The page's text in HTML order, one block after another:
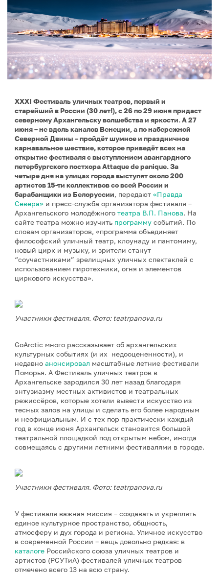
XXXI Фестиваль уличных театров, первый и
старейший в России (30 лет!), с 26 по 29 июня придаст
северному Архангельску волшебства и яркости. А 27
июня – не вдоль каналов Венеции, а по набережной
Северной Двины – пройдёт шумное и праздничное
карнавальное шествие, которое приведёт всех на
открытие фестиваля с выступлением авангардного
петербургского постхора Attaque de panique. За
четыре дня на улицах города выступят около 200
артистов 15-ти коллективов со всей России и
барабанщики из Белоруссии, передают «Правда
Севера» и пресс-служба организатора фестиваля –
Архангельского молодёжного театра В.П. Панова. На
сайте театра можно изучить программу событий. По
словам организаторов, «программа объединяет
философский уличный театр, клоунаду и пантомиму,
новый цирк и музыку, и зрители станут
“соучастниками” зрелищных уличных спектаклей с
использованием пиротехники, огня и элементов
циркового искусства».
Участники фестиваля. Фото: teatrpanova.ru
GoArctic много рассказывает об архангельских
культурных событиях (и их недооцененности), и
недавно анонсировал масштабные летние фестивали
Поморья. А Фестиваль уличных театров в
Архангельске зародился 30 лет назад благодаря
энтузиазму местных активистов и театральных
режиссёров, которые хотели вывести искусство из
тесных залов на улицы и сделать его более народным
и неофициальным. И с тех пор практически каждый
год в конце июня Архангельск становится большой
театральной площадкой под открытым небом, иногда
совмещаясь с другими летними фестивалями в городе.
Участники фестиваля. Фото: teatrpanova.ru
У фестиваля важная миссия – создавать и укреплять
единое культурное пространство, общность,
атмосферу и дух города и региона. Уличное искусство
в современной России – вещь довольно редкая: в
каталоге Российского союза уличных театров и
артистов (РСУТиА) фестивалей уличных театров
отмечено всего 13 на всю страну.